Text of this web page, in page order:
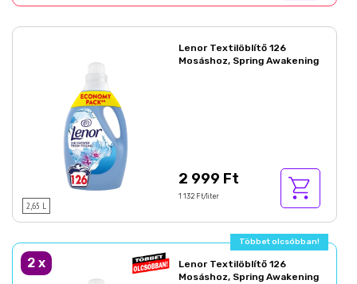
2,65 L
Lenor Textilöblítő 126
Mosáshoz, Spring Awakening
2 999 Ft
1 132 Ft/liter
Többet olcsóbban!
2 x
Lenor Textilöblítő 126
Mosáshoz, Spring Awakening